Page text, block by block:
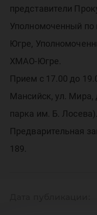
представители
Уполномоченный
Югре,
ХМАО-Югре.
Прием с 17.00 до
Мансийск, ул. Мира,
парка им. Б. Лосева).
Предварительная
189.